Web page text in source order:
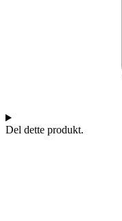
Del dette produkt.